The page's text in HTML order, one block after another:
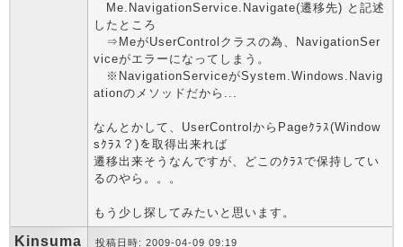
Me.NavigationService.Navigate(遷移先) と記述
したところ
⇒MeがUserControlクラスの為、NavigationSer
viceがエラーになってしまう。
※NavigationServiceがSystem.Windows.Navig
ationのメソッドだから...
なんとかして、UserControlからPageｸﾗｽ(Window
sｸﾗｽ？)を取得出来れば
遷移出来そうなんですが、どこのｸﾗｽで保持してい
るのやら。。。
もう少し探してみたいと思います。
Kinsuma 投稿日時: 2009-04-09 09:19